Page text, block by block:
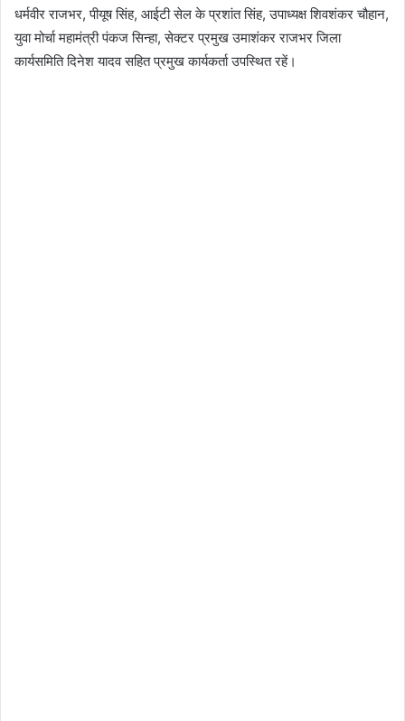
धर्मवीर राजभर, पीयूष सिंह, आईटी सेल के प्रशांत सिंह, उपाध्यक्ष शिवशंकर चौहान,
युवा मोर्चा महामंत्री पंकज सिन्हा, सेक्टर प्रमुख उमाशंकर राजभर जिला
कार्यसमिति दिनेश यादव सहित प्रमुख कार्यकर्ता उपस्थित रहें।